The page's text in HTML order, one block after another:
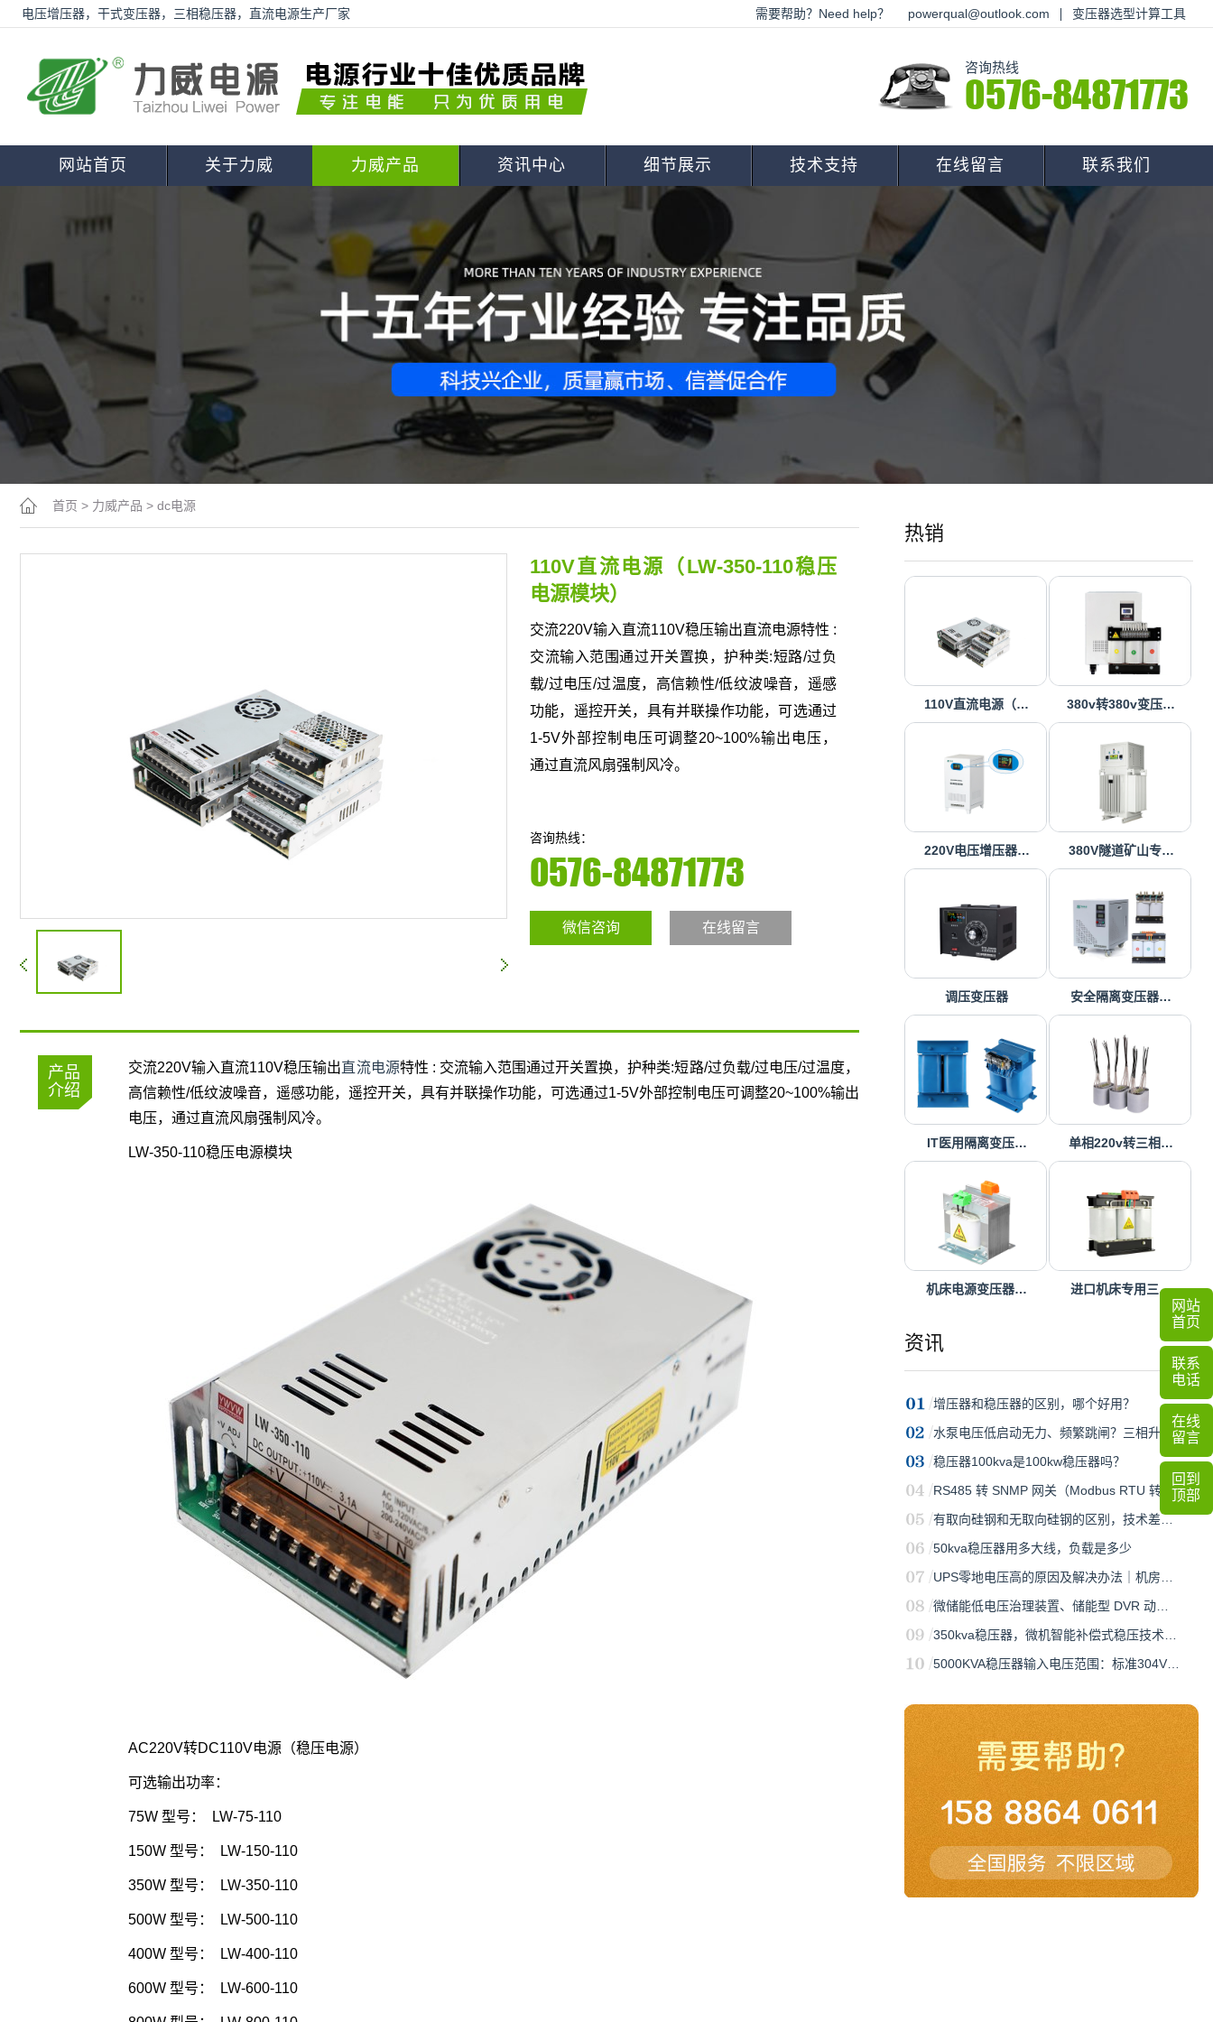
电压增压器，干式变压器，三相稳压器，直流电源生产厂家 需要帮助？Need help？ powerqual@outlook.com 变压器选型计算工具
咨询热线
0576-84871773
网站首页 关于力威 力威产品 资讯中心 细节展示 技术支持 在线留言 联系我们
热销
110V直流电源（… 380v转380v变压…
220V电压增压器… 380V隧道矿山专…
调压变压器 安全隔离变压器…
IT医用隔离变压… 单相220v转三相…
机床电源变压器… 进口机床专用三…
资讯
增压器和稳压器的区别，哪个好用？
水泵电压低启动无力、频繁跳闸？三相升…
稳压器100kva是100kw稳压器吗？
RS485 转 SNMP 网关（Modbus RTU 转 S…
有取向硅钢和无取向硅钢的区别，技术差…
50kva稳压器用多大线，负载是多少
UPS零地电压高的原因及解决办法｜机房…
微储能低电压治理装置、储能型 DVR 动…
350kva稳压器，微机智能补偿式稳压技术…
5000KVA稳压器输入电压范围：标准304V…
首页 > 力威产品 > dc电源
110V直流电源（LW-350-110稳压
电源模块）
交流220V输入直流110V稳压输出直流电源特性 :
交流输入范围通过开关置换，护种类:短路/过负
载/过电压/过温度，高信赖性/低纹波噪音，遥感
功能，遥控开关，具有并联操作功能，可选通过
1-5V外部控制电压可调整20~100%输出电压，
通过直流风扇强制风冷。
咨询热线：
0576-84871773
微信咨询 在线留言
产品
介绍
交流220V输入直流110V稳压输出直流电源特性 : 交流输入范围通过开关置换，护种类:短路/过负载/过电压/过温度，
高信赖性/低纹波噪音，遥感功能，遥控开关，具有并联操作功能，可选通过1-5V外部控制电压可调整20~100%输出
电压，通过直流风扇强制风冷。
LW-350-110稳压电源模块
AC220V转DC110V电源（稳压电源）
可选输出功率：
75W 型号： LW-75-110
150W 型号： LW-150-110
350W 型号： LW-350-110
500W 型号： LW-500-110
400W 型号： LW-400-110
600W 型号： LW-600-110
网站
首页
联系
电话
在线
留言
回到
顶部